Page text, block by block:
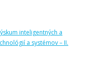
inteligentných a
a systémov – II.